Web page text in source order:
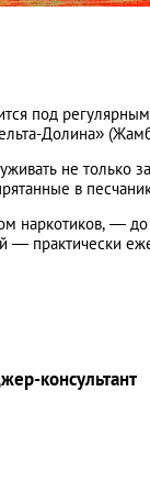
под
Долина»
не только
в
наркотиков, —
практически
консультант